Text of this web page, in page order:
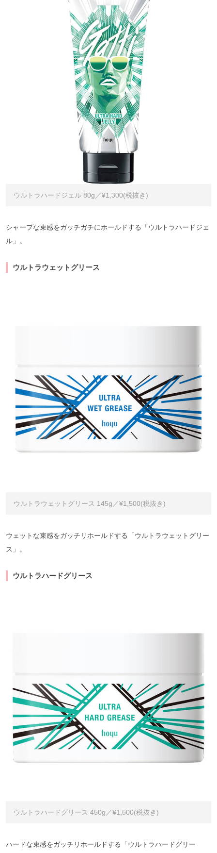
ウルトラハードジェル 80g／¥1,300(税抜き)
シャープな束感をガッチガチにホールドする「ウルトラハードジェ
ル」。
ウルトラウェットグリース
ウルトラウェットグリース 145g／¥1,500(税抜き)
ウェットな束感をガッチリホールドする「ウルトラウェットグリー
ス」。
ウルトラハードグリース
ウルトラハードグリース 450g／¥1,500(税抜き)
ハードな束感をガッチリホールドする「ウルトラハードグリー